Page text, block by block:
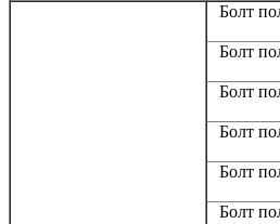
Болт
Болт
Болт
Болт
Болт
Болт